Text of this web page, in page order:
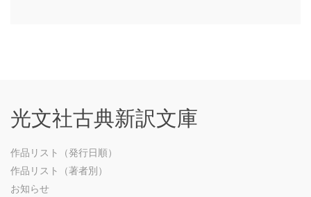
光文社古典新訳文庫
作品リスト（発行日順）
作品リスト（著者別）
お知らせ